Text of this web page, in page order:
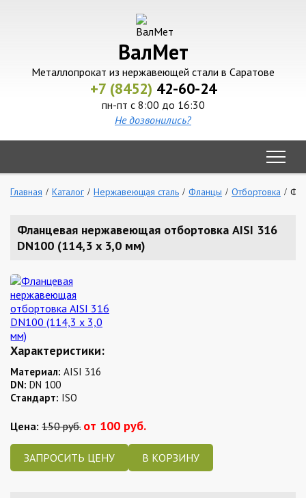
ВалМет
Металлопрокат из нержавеющей стали в Саратове
+7 (8452) 42-60-24
пн-пт с 8:00 до 16:30
Не дозвонились?
Главная Каталог Нержавеющая сталь Фланцы Отбортовка
Фланцевая нержавеющая отбортовка AISI 316
DN100 (114,3 x 3,0 мм)
Характеристики:
Материал: AISI 316
DN: DN 100
Стандарт: ISO
Цена: 150 руб. от 100 руб.
ЗАПРОСИТЬ ЦЕНУ